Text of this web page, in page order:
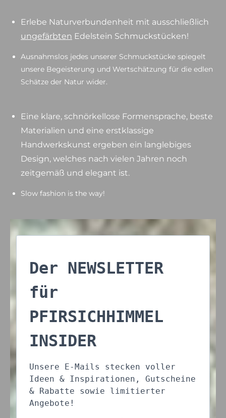
Erlebe Naturverbundenheit mit ausschließlich
ungefärbten Edelstein Schmuckstücken!
Ausnahmslos jedes unserer Schmuckstücke spiegelt
unsere Begeisterung und Wertschätzung für die edlen
Schätze der Natur wider.
Eine klare, schnörkellose Formensprache, beste
Materialien und eine erstklassige
Handwerkskunst ergeben ein langlebiges
Design, welches nach vielen Jahren noch
zeitgemäß und elegant ist.
Slow fashion is the way!
Der NEWSLETTER
für
PFIRSICHHIMMEL
INSIDER
Unsere E-Mails stecken voller
Ideen & Inspirationen, Gutscheine
& Rabatte sowie limitierter
Angebote!